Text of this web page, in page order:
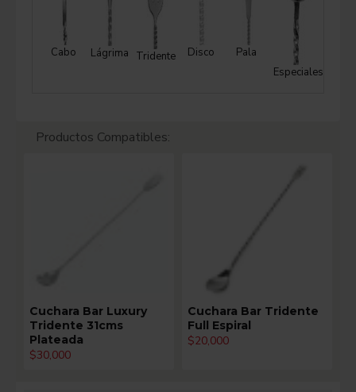
Cabo Lágrima Tridente Disco
Pala
Especiales
Productos Compatibles:
Cuchara Bar Luxury
Tridente 31cms
Plateada
$30,000
Cuchara Bar Tridente
Full Espiral
$20,000